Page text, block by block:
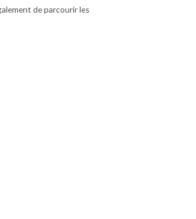
de parcourir les